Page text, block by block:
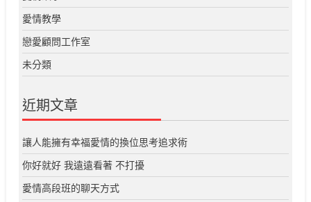
愛情教學
戀愛顧問工作室
未分類
近期文章
讓人能擁有幸福愛情的換位思考追求術
你好就好 我遠遠看著 不打擾
愛情高段班的聊天方式